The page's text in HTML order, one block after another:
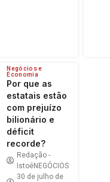
Negócios e
Economia
Por que as
estatais estão
com prejuízo
bilionário e
déficit
recorde?
Redação -
IstoéNEGÓCIOS
30 de julho de